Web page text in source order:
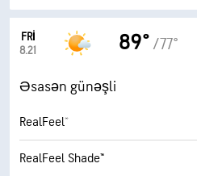
FRI
8.21
89° /77°
Əsasən günəşli
RealFeel®
RealFeel Shade™